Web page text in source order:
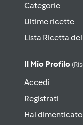
Categorie
Ultime ricette
Lista Ricetta
Il Mio Profilo
Accedi
Registrati
Hai